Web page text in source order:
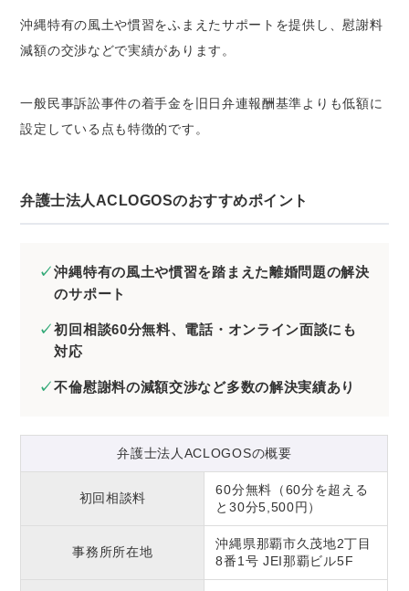
沖縄特有の風土や慣習をふまえたサポートを提供し、慰謝料
減額の交渉などで実績があります。
一般民事訴訟事件の着手金を旧日弁連報酬基準よりも低額に
設定している点も特徴的です。
弁護士法人ACLOGOSのおすすめポイント
沖縄特有の風土や慣習を踏まえた離婚問題の解決
のサポート
初回相談60分無料、電話・オンライン面談にも
対応
不倫慰謝料の減額交渉など多数の解決実績あり
弁護士法人ACLOGOSの概要
初回相談料
60分無料（60分を超える
と30分5,500円）
事務所所在地
沖縄県那覇市久茂地2丁目
8番1号 JEI那覇ビル5F